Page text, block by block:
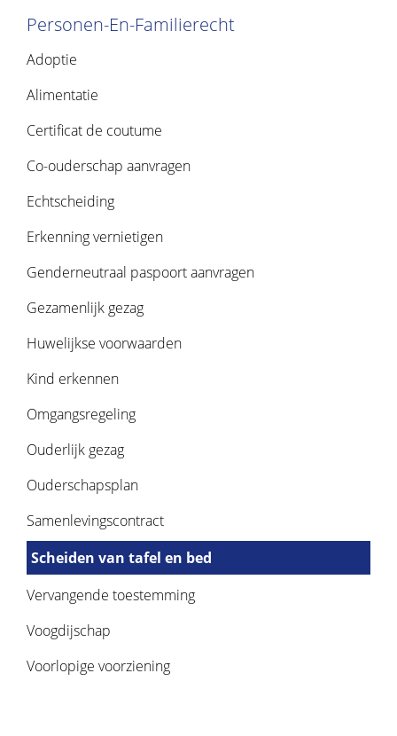
Personen-En-Familierecht
Adoptie
Alimentatie
Certificat de coutume
Co-ouderschap aanvragen
Echtscheiding
Erkenning vernietigen
Genderneutraal paspoort aanvragen
Gezamenlijk gezag
Huwelijkse voorwaarden
Kind erkennen
Omgangsregeling
Ouderlijk gezag
Ouderschapsplan
Samenlevingscontract
Scheiden van tafel en bed
Vervangende toestemming
Voogdijschap
Voorlopige voorziening